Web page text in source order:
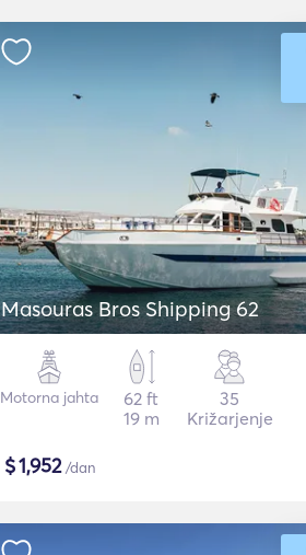
Masouras Bros Shipping 62
Motorna jahta
62 ft
19 m
35
Križarjenje
$1,952/dan